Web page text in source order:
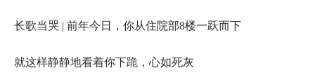
长歌当哭 | 前年今日，你从住院部8楼一跃而下
就这样静静地看着你下跪，心如死灰